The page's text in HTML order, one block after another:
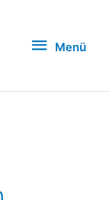
Menü
Menü